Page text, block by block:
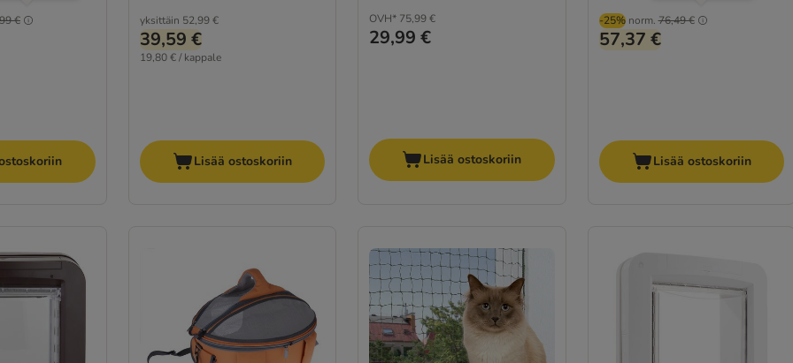
€ yksittäin 52,99 €
39,59 €
19,80 € / kappale
Lisää ostoskoriin
OVH* 75,99 €
29,99 €
Lisää ostoskoriin
-25% norm. 76,49 €
57,37 €
Lisää ostoskoriin